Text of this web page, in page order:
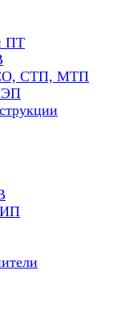
ПТ
СТП, МТП